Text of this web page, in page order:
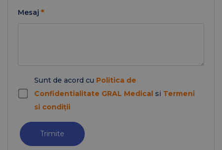
Mesaj *
Sunt de acord cu Politica de
Confidentialitate GRAL Medical si Termeni
si condiții
Trimite